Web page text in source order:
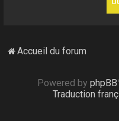
Accueil du forum
Powered by phpBB
Traduction